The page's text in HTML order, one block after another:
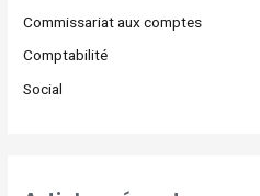
Commissariat aux comptes
Comptabilité
Social